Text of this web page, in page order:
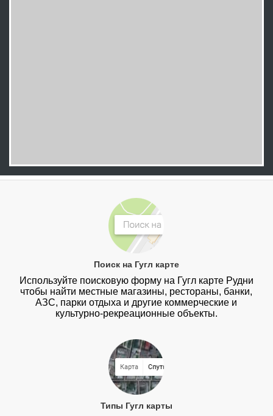
Поиск на Гугл карте
Используйте поисковую форму на Гугл карте Рудни
чтобы найти местные магазины, рестораны, банки,
АЗС, парки отдыха и другие коммерческие и
культурно-рекреационные объекты.
Типы Гугл карты